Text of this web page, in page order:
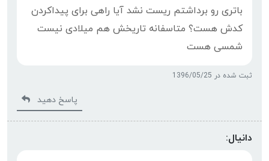
باتری رو برداشتم ریست نشد آیا راهی برای پیداکردن
کدش هست؟ متاسفانه تاریخش هم میلادی نیست
شمسی هست
ثبت شده در 1396/05/25
پاسخ دهید
دانیال: